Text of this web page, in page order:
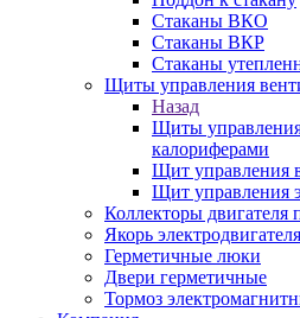
Стаканы ВКО
Стаканы ВКР
Стаканы
Щиты управления
Назад
Щиты
калориферами
Щит управления
Щит управления
Коллекторы двигателя
Якорь электродвигателя
Герметичные люки
Двери герметичные
Тормоз